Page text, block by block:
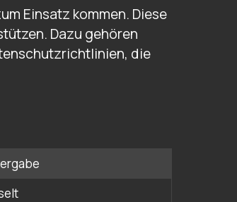
Einsatz kommen. Diese
Dazu gehören
die